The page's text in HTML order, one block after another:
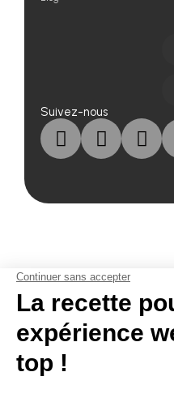
Suivez-nous
A propos de nous
Fabricant de PLV en carton et
dans les Yvelines en Ile-de-France.
Bikom peut fabriquer et livrer dans
de produits et services, de la